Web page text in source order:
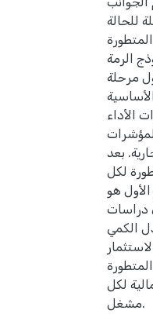
للحالة
.
الرمة
مرحلة
الأداء
بعد
لكل
هو
دراسات
الكمي
لكل
مشغل.